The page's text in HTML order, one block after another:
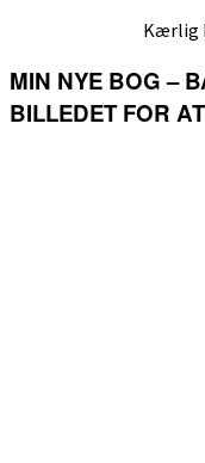
Kærlig
MIN NYE BOG –
BILLEDET FOR